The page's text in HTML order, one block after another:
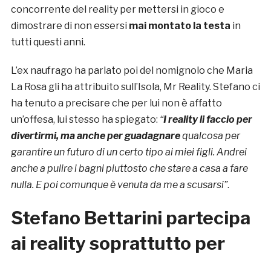
concorrente del reality per mettersi in gioco e
dimostrare di non essersi mai montato la testa in
tutti questi anni.
L’ex naufrago ha parlato poi del nomignolo che Maria
La Rosa gli ha attribuito sull’Isola, Mr Reality. Stefano ci
ha tenuto a precisare che per lui non è affatto
un’offesa, lui stesso ha spiegato: “Ireality li faccio per
divertirmi, ma anche per guadagnarequalcosa per
garantire un futuro di un certo tipo ai miei figli. Andrei
anche a pulire i bagni piuttosto che stare a casa a fare
nulla. E poi comunque è venuta da me a scusarsi”.
Stefano Bettarini partecipa
ai reality soprattutto per